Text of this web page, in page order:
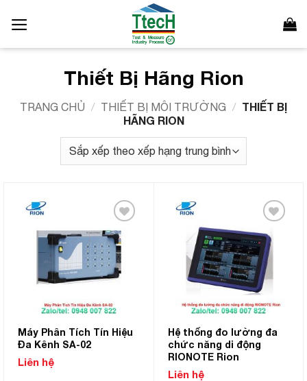
qua
Thiết Bị Hãng Rion
TRANG CHỦ / THIẾT BỊ MÔI TRƯỜNG / THIẾT BỊ
HÃNG RION
Add to
Wishlist
Máy Phân Tích Tín Hiệu
Đa Kênh SA-02
Liên hệ
Add to
Wishlist
Hệ thống đo lường đa
chức năng di động
RIONOTE Rion
Liên hệ